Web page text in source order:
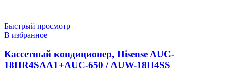
Быстрый просмотр
В избранное
Кассетный кондиционер, Hisense AUC-
18HR4SAA1+AUC-650 / AUW-18H4SS